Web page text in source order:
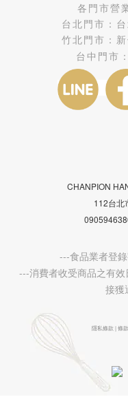
各門市營
台北門市：
竹北門市：
台中門市：
CHANPION
112台北
---食品業者登
---消費者收受商品之有
接獲
隱私條款 | 條款